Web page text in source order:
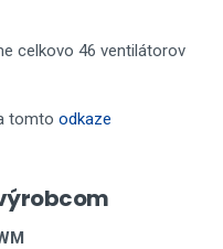
celkovo 46 ventilátorov
tomto odkaze